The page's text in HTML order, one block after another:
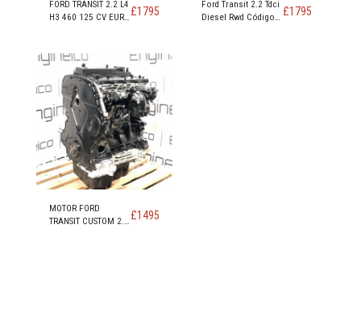
FORD TRANSIT 2.2 L4
H3 460 125 CV EURO
MOTOR CYRA CYRB
CYR5 - Copia
£1795
Ford Transit 2.2 Tdci
Diesel Rwd Código
£1795
MOTOR FORD
TRANSIT CUSTOM 2.2 £1495